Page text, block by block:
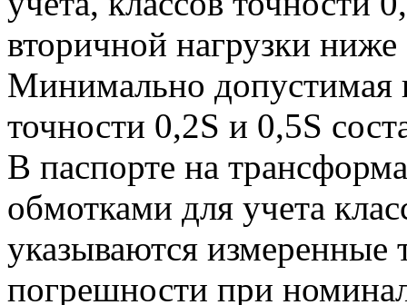
вторичной нагрузки
Минимально допустимая
точности 0,2S и 0,5S
В паспорте на
обмотками для учета
указываются измеренные
погрешности при